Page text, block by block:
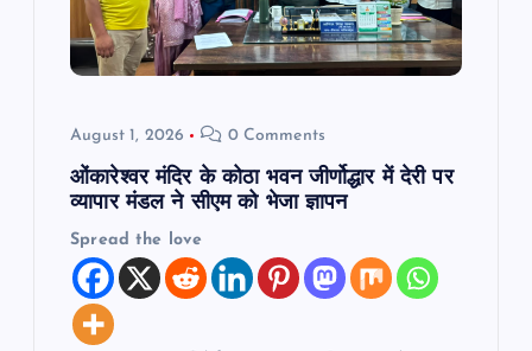
August 1, 2026 0 Comments
ओंकारेश्वर मंदिर के कोठा भवन जीर्णोद्धार में देरी पर
व्यापार मंडल ने सीएम को भेजा ज्ञापन
Spread the love